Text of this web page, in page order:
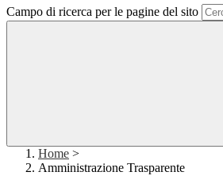
Campo di ricerca per le pagine del sito
Home >
Amministrazione Trasparente